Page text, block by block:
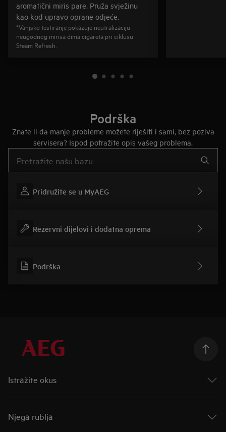
aromatični miris pare. Pruža svježinu
kao kod upravo oprane odjeće.
*Vanjsko testiranje pokazuje neutralizaciju
neugodnog mirisa dima cigareta pri ciklusu
Steam Refresh.
Podrška
Znate li da manje probleme možete riješiti i sami, bez poziva
servisera? Ispod potražite opis vašeg problema.
Pridružite se u MyAEG
Rezervni dijelovi i dodatna oprema
Podrška
Istražite okus
Taste of Tommorow
Mastery Range
Njega rublja